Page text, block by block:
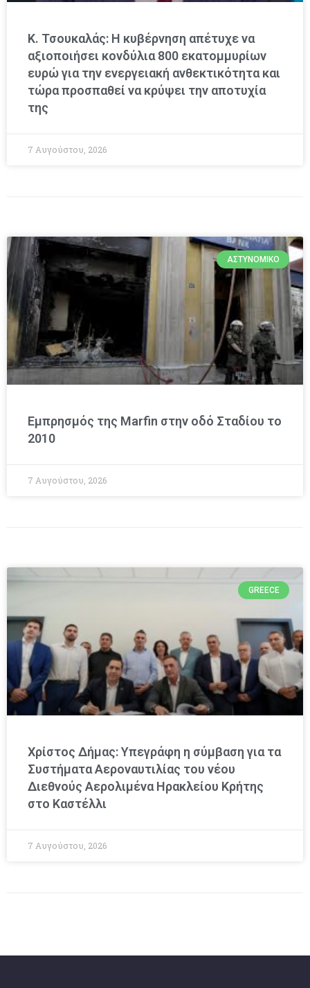
Κ. Τσουκαλάς: Η κυβέρνηση απέτυχε να
αξιοποιήσει κονδύλια 800 εκατομμυρίων
ευρώ για την ενεργειακή ανθεκτικότητα και
τώρα προσπαθεί να κρύψει την αποτυχία
της
7 Αυγούστου, 2026
ΑΣΤΥΝΟΜΙΚΌ
Εμπρησμός της Marfin στην οδό Σταδίου το
2010
7 Αυγούστου, 2026
GREECE
Χρίστος Δήμας: Υπεγράφη η σύμβαση για τα
Συστήματα Αεροναυτιλίας του νέου
Διεθνούς Αερολιμένα Ηρακλείου Κρήτης
στο Καστέλλι
7 Αυγούστου, 2026